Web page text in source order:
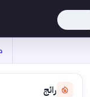
رائج